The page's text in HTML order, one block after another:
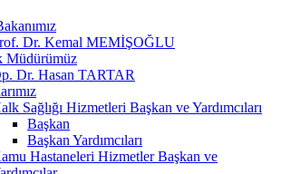
Dr. Kemal MEMİŞOĞLU
Müdürümüz
Dr. Hasan TARTAR
Sağlığı Hizmetleri Başkan ve Yardımcıları
Başkan
Başkan Yardımcıları
Hastaneleri Hizmetler Başkan ve